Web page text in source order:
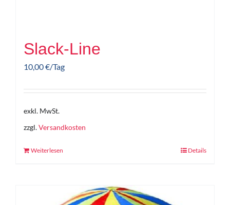
Slack-Line
10,00€/Tag
exkl. MwSt.
zzgl.Versandkosten
Weiterlesen Details